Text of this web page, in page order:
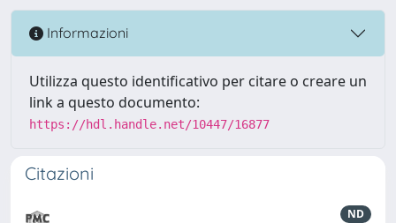
Informazioni
Utilizza questo identificativo per citare o creare un
link a questo documento:
https://hdl.handle.net/10447/16877
Citazioni
ND